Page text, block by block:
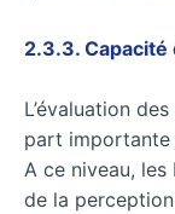
2.3.3. Capacité
L’évaluation
part importante
A ce niveau,
de la